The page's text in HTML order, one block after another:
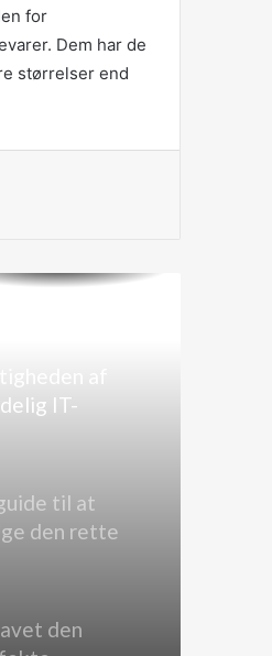
for
Dem har de
størrelser end
karton
og
IT-
til at
den rette
den